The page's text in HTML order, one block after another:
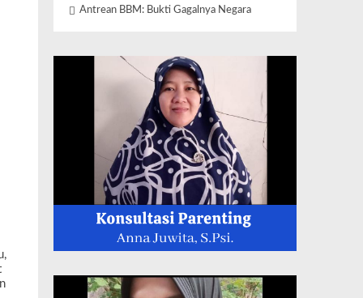
Antrean BBM: Bukti Gagalnya Negara